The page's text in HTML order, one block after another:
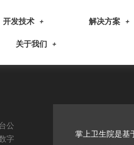
开发技术 解决方案
关于我们
公
字
就
掌上卫生院是基